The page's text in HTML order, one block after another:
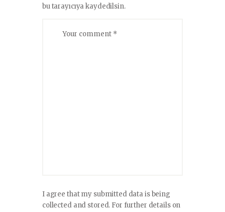
bu tarayıcıya kaydedilsin.
I agree that my submitted data is being
collected and stored. For further details on